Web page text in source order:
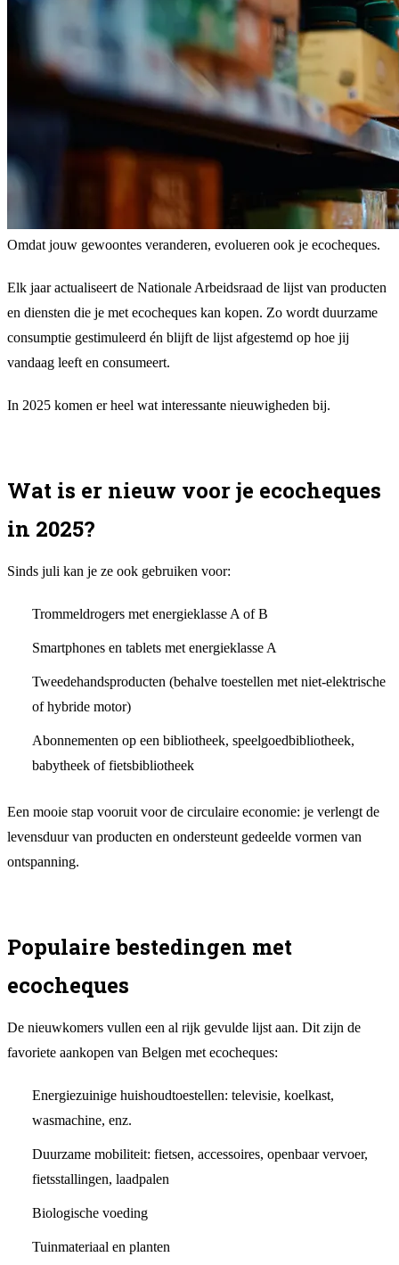
Omdat jouw gewoontes veranderen, evolueren ook je ecocheques.
Elk jaar actualiseert de Nationale Arbeidsraad de lijst van producten
en diensten die je met ecocheques kan kopen. Zo wordt duurzame
consumptie gestimuleerd én blijft de lijst afgestemd op hoe jij
vandaag leeft en consumeert.
In 2025 komen er heel wat interessante nieuwigheden bij.
Wat is er nieuw voor je ecocheques
in 2025?
Sinds juli kan je ze ook gebruiken voor:
Trommeldrogers met energieklasse A of B
Smartphones en tablets met energieklasse A
Tweedehandsproducten (behalve toestellen met niet-elektrische
of hybride motor)
Abonnementen op een bibliotheek, speelgoedbibliotheek,
babytheek of fietsbibliotheek
Een mooie stap vooruit voor de circulaire economie: je verlengt de
levensduur van producten en ondersteunt gedeelde vormen van
ontspanning.
Populaire bestedingen met
ecocheques
De nieuwkomers vullen een al rijk gevulde lijst aan. Dit zijn de
favoriete aankopen van Belgen met ecocheques:
Energiezuinige huishoudtoestellen: televisie, koelkast,
wasmachine, enz.
Duurzame mobiliteit: fietsen, accessoires, openbaar vervoer,
fietsstallingen, laadpalen
Biologische voeding
Tuinmateriaal en planten